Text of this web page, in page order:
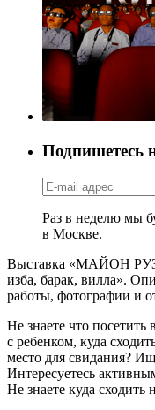
Подпишетесь
Раз в неделю мы
в Москве.
Выставка «МАЙОН
изба, барак, вилла».
работы, фотографии и
Не знаете что
с ребенком, куда
место для свидания?
Интересуетесь
Не знаете куда